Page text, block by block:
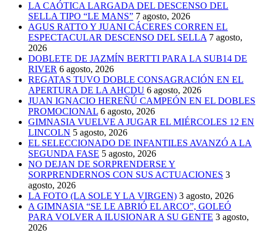
LA CAÓTICA LARGADA DEL DESCENSO DEL
SELLA TIPO “LE MANS” 7 agosto, 2026
AGUS RATTO Y JUANI CÁCERES CORREN EL
ESPECTACULAR DESCENSO DEL SELLA 7 agosto,
2026
DOBLETE DE JAZMÍN BERTTI PARA LA SUB14 DE
RIVER 6 agosto, 2026
REGATAS TUVO DOBLE CONSAGRACIÓN EN EL
APERTURA DE LA AHCDU 6 agosto, 2026
JUAN IGNACIO HEREÑÚ CAMPEÓN EN EL DOBLES
PROMOCIONAL 6 agosto, 2026
GIMNASIA VUELVE A JUGAR EL MIÉRCOLES 12 EN
LINCOLN 5 agosto, 2026
EL SELECCIONADO DE INFANTILES AVANZÓ A LA
SEGUNDA FASE 5 agosto, 2026
NO DEJAN DE SORPRENDERSE Y
SORPRENDERNOS CON SUS ACTUACIONES 3
agosto, 2026
LA FOTO (LA SOLE Y LA VIRGEN) 3 agosto, 2026
A GIMNASIA “SE LE ABRIÓ EL ARCO”, GOLEÓ
PARA VOLVER A ILUSIONAR A SU GENTE 3 agosto,
2026